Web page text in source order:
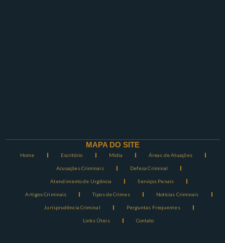
MAPA DO SITE
Home Escritório Mídia Áreas de Atuações
Acusações Criminais Defesa Criminal
Atendimento de Urgência Serviços Penais
Artigos Criminais Tipos de Crimes Notícias Criminais
Jurisprudência Criminal Perguntas Frequentes
Links Úteis Contato